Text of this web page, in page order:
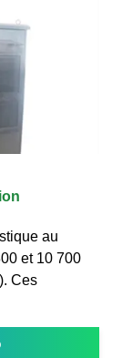
au
et 10 700
Ces